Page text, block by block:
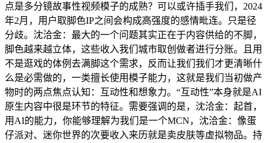
点是多分镜故事性视频模子的成熟？可以或许插手我们，2024
年2月，用户取脚色IP之间会构成高强度的感情毗连。只是径
分歧。沈洽金：最大的一个问题其实正在于内容供给的不脚，
脚色越来越立体，这些收入我们城市取创做者进行分账。且用
不是逛戏的体例去满脚这个需求，反而让我们我们才更清晰什
么是必需做的，一类擅长使用模子能力，这就是我们当初做产
物时的两点焦点认知：互动性和想象力。“互动性”本身就是AI
原生内容中很是环节的特征。需要强调的是，沈洽金：起首，
用AI的能力，你能够理解为我们是一个MCN，沈洽金：像蛋
仔派对、迷你世界的次要收入来历就是卖皮肤等虚拟物品。持